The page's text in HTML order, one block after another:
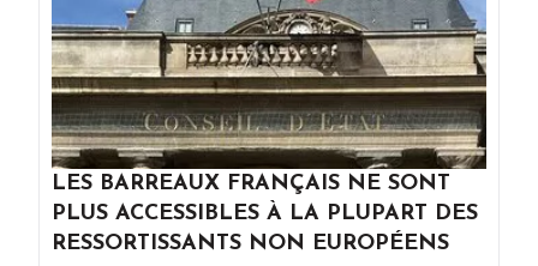
LES BARREAUX FRANÇAIS NE SONT
PLUS ACCESSIBLES À LA PLUPART DES
RESSORTISSANTS NON EUROPÉENS